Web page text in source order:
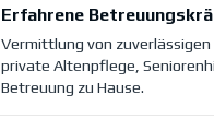
Erfahrene
Vermittlung von
private Altenpflege,
Betreuung zu Hause.